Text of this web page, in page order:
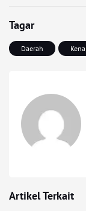
Tagar
Daerah
Artikel Terkait